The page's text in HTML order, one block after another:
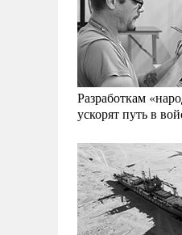
Разработкам
ускорят путь в